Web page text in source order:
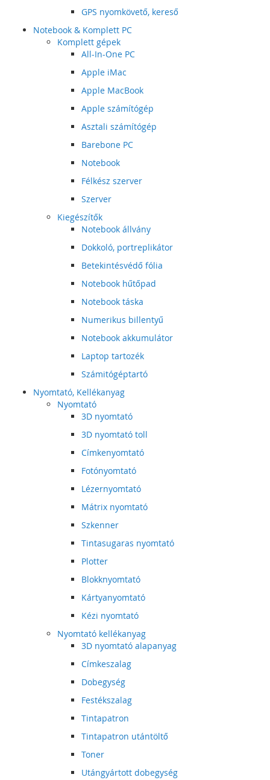
GPS nyomkövető, kereső
Notebook & Komplett PC
Komplett gépek
All-In-One PC
Apple iMac
Apple MacBook
Apple számítógép
Asztali számítógép
Barebone PC
Notebook
Félkész szerver
Szerver
Kiegészítők
Notebook állvány
Dokkoló, portreplikátor
Betekintésvédő fólia
Notebook hűtőpad
Notebook táska
Numerikus billentyű
Notebook akkumulátor
Laptop tartozék
Számitógéptartó
Nyomtató, Kellékanyag
Nyomtató
3D nyomtató
3D nyomtató toll
Címkenyomtató
Fotónyomtató
Lézernyomtató
Mátrix nyomtató
Szkenner
Tintasugaras nyomtató
Plotter
Blokknyomtató
Kártyanyomtató
Kézi nyomtató
Nyomtató kellékanyag
3D nyomtató alapanyag
Címkeszalag
Dobegység
Festékszalag
Tintapatron
Tintapatron utántöltő
Toner
Utángyártott dobegység